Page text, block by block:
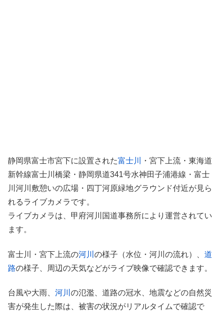
静岡県富士市宮下に設置された富士川
・宮下上流・東海道
新幹線富士川橋梁・静岡県道341号水神田子浦港線・富士
川河川敷憩いの広場・四丁河原緑地グラウンド付近が見ら
れるライブカメラです。
ライブカメラは、甲府河川国道事務所により運営されてい
ます。
富士川・宮下上流の河川 の様子（水位・河川の流れ）、 道
路の様子、周辺の天気などがライブ映像で確認できます。
台風や大雨、 河川 の氾濫、道路の冠水、地震などの自然災
害が発生した際は、被害の状況がリアルタイムで確認で